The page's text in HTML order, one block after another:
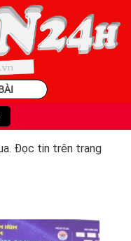
Đọc tin trên trang